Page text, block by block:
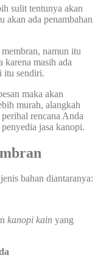
sulit tentunya akan
akan ada penambahan
namun itu
karena masih ada
itu sendiri.
maka akan
murah, alangkah
rencana Anda
jasa kanopi.
bahan diantaranya:
kanopi kain yang